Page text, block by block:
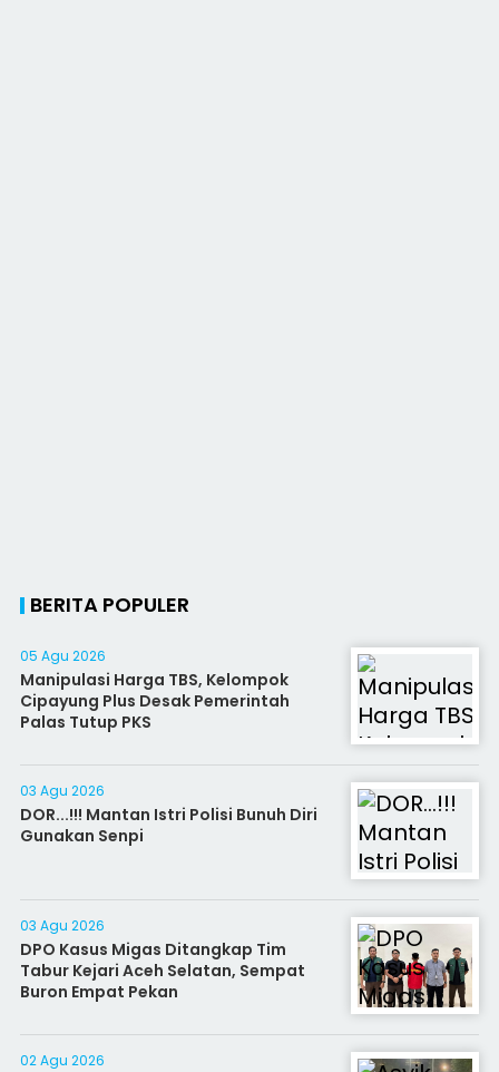
BERITA POPULER
05 Agu 2026
Manipulasi Harga TBS, Kelompok
Cipayung Plus Desak Pemerintah
Palas Tutup PKS
03 Agu 2026
DOR...!!! Mantan Istri Polisi Bunuh Diri
Gunakan Senpi
03 Agu 2026
DPO Kasus Migas Ditangkap Tim
Tabur Kejari Aceh Selatan, Sempat
Buron Empat Pekan
02 Agu 2026